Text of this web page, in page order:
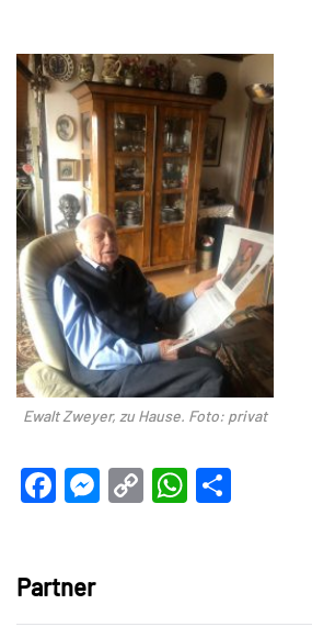
Ewalt Zweyer, zu Hause. Foto: privat
Facebook
Messenger
Copy
Partner